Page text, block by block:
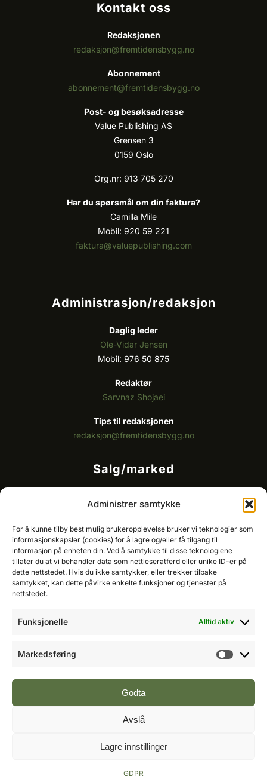
Administrer samtykke
For å kunne tilby best mulig brukeropplevelse bruker vi teknologier som
informasjonskapsler (cookies) for å lagre og/eller få tilgang til
informasjon på enheten din. Ved å samtykke til disse teknologiene
tillater du at vi behandler data som nettleseratferd eller unike ID-er på
dette nettstedet. Hvis du ikke samtykker, eller trekker tilbake
samtykket, kan dette påvirke enkelte funksjoner og tjenester på
nettstedet.
Funksjonelle Alltid aktiv
Markedsføring
Godta
Avslå
Lagre innstillinger
GDPR
Kontakt oss
Redaksjonen
redaksjon@fremtidensbygg.no
Abonnement
abonnement@fremtidensbygg.no
Post- og besøksadresse
Value Publishing AS
Grensen 3
0159 Oslo
Org.nr: 913 705 270
Har du spørsmål om din faktura?
Camilla Mile
Mobil: 920 59 221
faktura@valuepublishing.com
Administrasjon/redaksjon
Daglig leder
Ole-Vidar Jensen
Mobil: 976 50 875
Redaktør
Sarvnaz Shojaei
Tips til redaksjonen
redaksjon@fremtidensbygg.no
Salg/marked
Ole-Vidar Jensen
Mobil: 976 50 875
E-post:ole@fremtidensbygg.no
Key account manager
Cristian Fatah
god presseskikk.
Reserved.